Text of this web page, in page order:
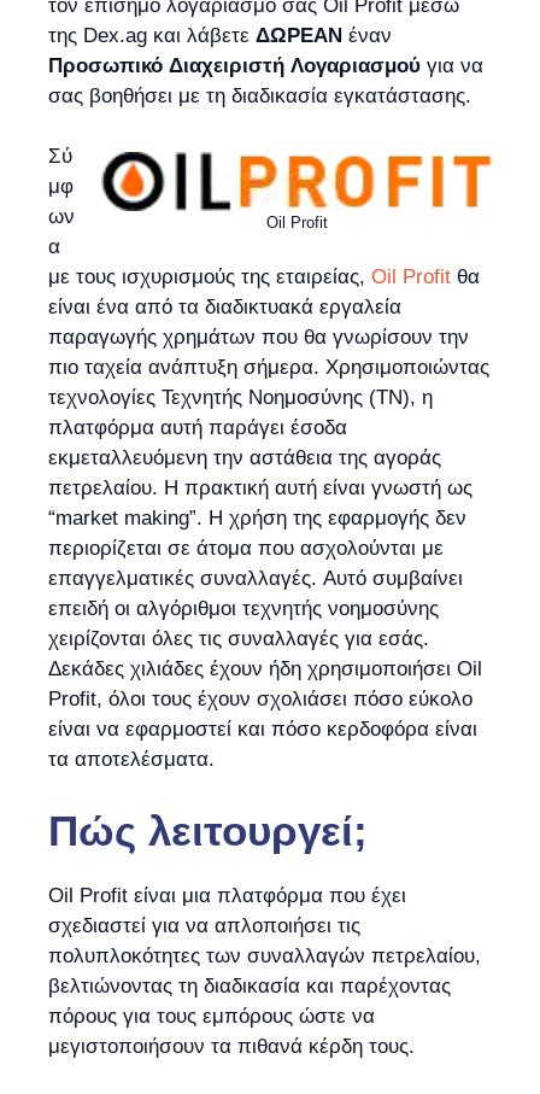
τον επίσημο λογαριασμό σας Oil Profit μέσω
της Dex.ag και λάβετε ΔΩΡΕΑΝ έναν
Προσωπικό Διαχειριστή Λογαριασμού για να
σας βοηθήσει με τη διαδικασία εγκατάστασης.
Oil Profit
Σύ
μφ
ων
α
με τους ισχυρισμούς της εταιρείας, Oil Profit θα
είναι ένα από τα διαδικτυακά εργαλεία
παραγωγής χρημάτων που θα γνωρίσουν την
πιο ταχεία ανάπτυξη σήμερα. Χρησιμοποιώντας
τεχνολογίες Τεχνητής Νοημοσύνης (ΤΝ), η
πλατφόρμα αυτή παράγει έσοδα
εκμεταλλευόμενη την αστάθεια της αγοράς
πετρελαίου. Η πρακτική αυτή είναι γνωστή ως
“market making”. Η χρήση της εφαρμογής δεν
περιορίζεται σε άτομα που ασχολούνται με
επαγγελματικές συναλλαγές. Αυτό συμβαίνει
επειδή οι αλγόριθμοι τεχνητής νοημοσύνης
χειρίζονται όλες τις συναλλαγές για εσάς.
Δεκάδες χιλιάδες έχουν ήδη χρησιμοποιήσει Oil
Profit, όλοι τους έχουν σχολιάσει πόσο εύκολο
είναι να εφαρμοστεί και πόσο κερδοφόρα είναι
τα αποτελέσματα.
Πώς λειτουργεί;
Oil Profit είναι μια πλατφόρμα που έχει
σχεδιαστεί για να απλοποιήσει τις
πολυπλοκότητες των συναλλαγών πετρελαίου,
βελτιώνοντας τη διαδικασία και παρέχοντας
πόρους για τους εμπόρους ώστε να
μεγιστοποιήσουν τα πιθανά κέρδη τους.